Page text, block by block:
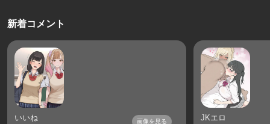
新着コメント
いいね 画像を見る JKエロ